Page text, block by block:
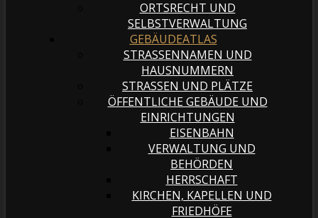
ORTSRECHT UND
SELBSTVERWALTUNG
GEBÄUDEATLAS
STRASSENNAMEN UND H
AUSNUMMERN
STRASSEN UND PLÄTZE
ÖFFENTLICHE GEBÄUDE UND
EINRICHTUNGEN
EISENBAHN
VERWALTUNG UND
BEHÖRDEN
HERRSCHAFT
KIRCHEN, KAPELLEN UND
FRIEDHÖFE